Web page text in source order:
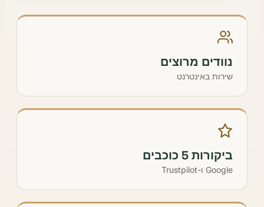
נוודים מרוצים
שירות באינטרנט
ביקורות 5 כוכבים
Google ו-Trustpilot